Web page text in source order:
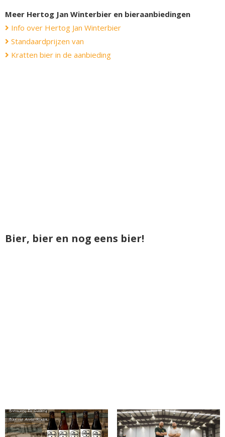
Meer Hertog Jan Winterbier en bieraanbiedingen
Info over Hertog Jan Winterbier
Standaardprijzen van
Kratten bier in de aanbieding
Bier, bier en nog eens bier!